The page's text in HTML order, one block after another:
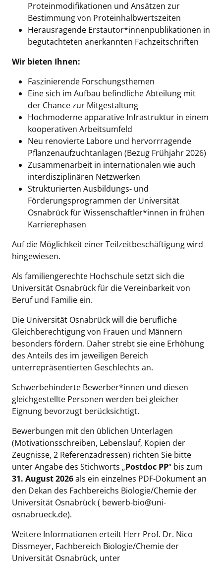
Proteinmodifikationen und Ansätzen zur
Bestimmung von Proteinhalbwertszeiten
Herausragende Erstautor*innenpublikationen in
begutachteten anerkannten Fachzeitschriften
Wir bieten Ihnen:
Faszinierende Forschungsthemen
Eine sich im Aufbau befindliche Abteilung mit
der Chance zur Mitgestaltung
Hochmoderne apparative Infrastruktur in einem
kooperativen Arbeitsumfeld
Neu renovierte Labore und hervorrragende
Pflanzenaufzuchtanlagen (Bezug Frühjahr 2026)
Zusammenarbeit in internationalen wie auch
interdisziplinären Netzwerken
Strukturierten Ausbildungs- und
Förderungsprogrammen der Universität
Osnabrück für Wissenschaftler*innen in frühen
Karrierephasen
Auf die Möglichkeit einer Teilzeitbeschäftigung wird
hingewiesen.
Als familiengerechte Hochschule setzt sich die
Universität Osnabrück für die Vereinbarkeit von
Beruf und Familie ein.
Die Universität Osnabrück will die berufliche
Gleichberechtigung von Frauen und Männern
besonders fördern. Daher strebt sie eine Erhöhung
des Anteils des im jeweiligen Bereich
unterrepräsentierten Geschlechts an.
Schwerbehinderte Bewerber*innen und diesen
gleichgestellte Personen werden bei gleicher
Eignung bevorzugt berücksichtigt.
Bewerbungen mit den üblichen Unterlagen
(Motivationsschreiben, Lebenslauf, Kopien der
Zeugnisse, 2 Referenzadressen) richten Sie bitte
unter Angabe des Stichworts „Postdoc PP“ bis zum
31. August 2026als ein einzelnes PDF-Dokument an
den Dekan des Fachbereichs Biologie/Chemie der
Universität Osnabrück ( bewerb-bio@uni-
osnabrueck.de).
Weitere Informationen erteilt Herr Prof. Dr. Nico
Dissmeyer, Fachbereich Biologie/Chemie der
Universität Osnabrück, unter